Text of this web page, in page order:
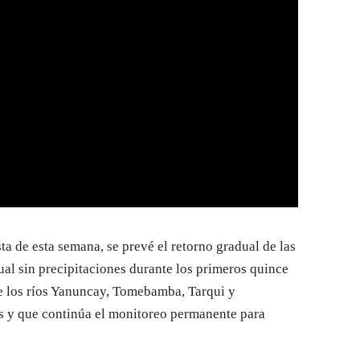
de esta semana, se prevé el retorno gradual de las
sin precipitaciones durante los primeros quince
ríos Yanuncay, Tomebamba, Tarqui y
que continúa el monitoreo permanente para